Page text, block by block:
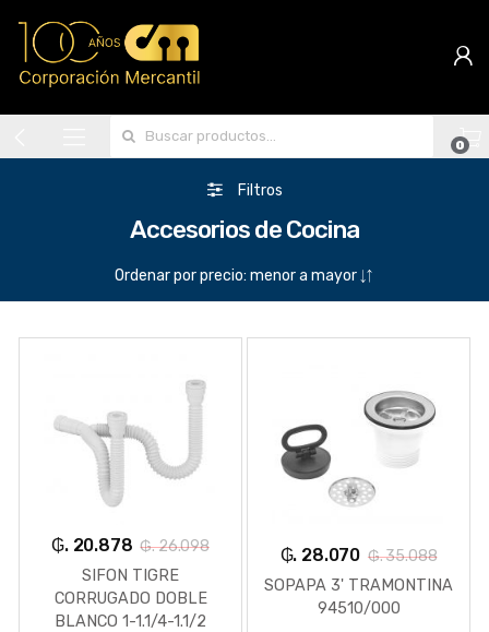
0
Filtros
Accesorios de Cocina
₲. 20.878 ₲. 26.098
SIFON TIGRE
CORRUGADO DOBLE
BLANCO 1-1.1/4-1.1/2
₲. 28.070 ₲. 35.088
SOPAPA 3' TRAMONTINA
94510/000